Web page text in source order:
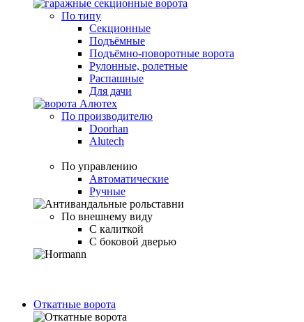
По типу
Секционные
Подъёмные
Подъёмно-поворотные ворота
Рулонные, ролетные
Распашные
Для дачи
По производителю
Doorhan
Alutech
По управлению
Автоматические
Ручные
По внешнему виду
С калиткой
С боковой дверью
Откатные ворота